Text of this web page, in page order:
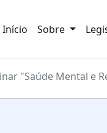
Início Sobre
"Saúde Mental e